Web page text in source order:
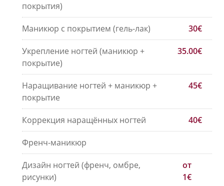
покрытия)
Маникюр с покрытием (гель-лак) 30€
Укрепление ногтей (маникюр +
покрытие)
35.00€
Наращивание ногтей + маникюр +
покрытие
45€
Коррекция наращённых ногтей 40€
Френч-маникюр
Дизайн ногтей (френч, омбре,
рисунки)
от
1€